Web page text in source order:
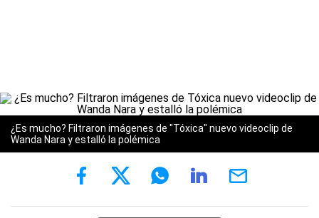
¿Es mucho? Filtraron imágenes de "Tóxica" nuevo videoclip de
Wanda Nara y estalló la polémica